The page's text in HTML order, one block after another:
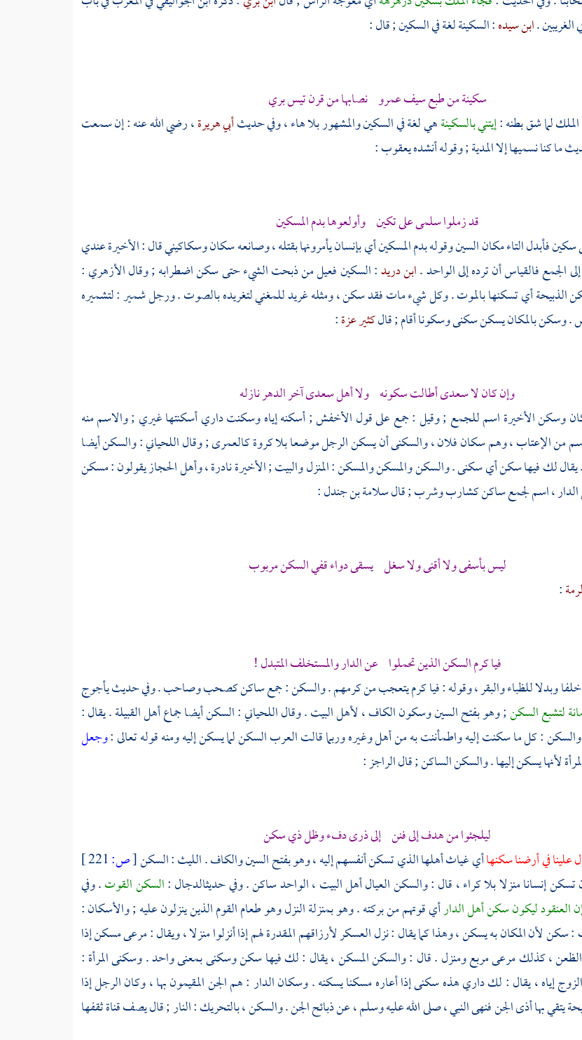
.ابن سيده: السكينة لغة في السكين ; قال :
سكينة من طبع سيف عمرو نصابها من قرن تيس بري
لما شق بطنه :إيتني بالسكينةهي لغة في السكين والمشهور بلا هاء ، وفي حديثأبي هريرة، رضي الله عنه : إن سمعت
ما كنا نسميها إلا المدية ; وقوله أنشدهيعقوب:
قد زملوا سلمى على تكين وأولعوها بدم المسكين
سكين فأبدل التاء مكان السين وقوله بدم المسكين أي بإنسان يأمرونها بقتله ، وصانعه سكان وسكاكيني قال : الأخيرة عندي
الجمع فالقياس أن ترده إلى الواحد .ابن دريد: السكين فعيل من ذبحت الشيء حتى سكن اضطرابه ; وقالالأزهري:
الذبيحة أي تسكنها بالموت . وكل شيء مات فقد سكن ، ومثله غريد للمغني لتغريده بالصوت . ورجل شمير : لتشميره
. وسكن بالمكان يسكن سكنى وسكونا أقام ; قالكثير عزة:
وإن كان لاسعدىأطالت سكونه ولاأهل سعدىآخر الدهر نازله
وسكن الأخيرة اسم للجمع ; وقيل : جمع على قولالأخفش; أسكنه إياه وسكنت داري أسكنتها غيري ; والاسم منه
اسم من الإعتاب ، وهم سكان فلان ، والسكنى أن يسكن الرجل موضعا بلا كروة كالعمرى ; وقالاللحياني: والسكن أيضا
لك فيها سكن أي سكنى . والسكن والمسكن والمسكن : المنزل والبيت ; الأخيرة نادرة ،وأهل الحجازيقولون : مسكن
الدار ، اسم لجمع ساكن كشارب وشرب ; قالسلامة بن جندل:
ليس بأسفى ولا أقنى ولا سغل يسقى دواء قفي السكن مربوب
:
فيا كرم السكن الذين تحملوا عن الدار والمستخلف المتبدل !
وبدلا للظباء والبقر ، وقوله : فيا كرم يتعجب من كرمهم . والسكن : جمع ساكن كصحب وصاحب . وفي حديثيأجوج
لتشبع السكن; وهو بفتح السين وسكون الكاف ، لأهل البيت . وقالاللحياني: السكن أيضا جماع أهل القبيلة . يقال :
: كل ما سكنت إليه واطمأننت به من أهل وغيره وربما قالت العرب السكن لما يسكن إليه ومنه قوله تعالى :وجعل
لأنها يسكن إليها . والسكن الساكن ; قال الراجز :
ليلجئوا من هدف إلى فنن إلى ذرى دفء وظل ذي سكن
علينا في أرضنا سكنهاأي غياث أهلها الذي تسكن أنفسهم إليه ، وهو بفتح السين والكاف .الليث: السكن[ص:
إنسانا منزلا بلا كراء ، قال : والسكن العيال أهل البيت ، الواحد ساكن . وفي حديثالدجال:السكن القوت. وفي
العنقود ليكون سكن أهل الدارأي قوتهم من بركته . وهو بمنزلة النزل وهو طعام القوم الذين ينزلون عليه ; والأسكان :
لأن المكان به يسكن ، وهذا كما يقال : نزل العسكر لأرزاقهم المقدرة لهم إذا أنزلوا منزلا ، ويقال : مرعى مسكن إذا
الظعن ، كذلك مرعى مربع ومنزل . قال : والسكن المسكن ، يقال : لك فيها سكن وسكنى بمعنى واحد . وسكنى المرأة :
إياه ، يقال : لك داري هذه سكنى إذا أعاره مسكنا يسكنه . وسكان الدار : هم الجن المقيمون بها ، وكان الرجل إذا
يتقي بها أذى الجن فنهى النبي ، صلى الله عليه وسلم ، عن ذبائح الجن . والسكن ، بالتحريك : النار ; قال يصف قناة ثقفها